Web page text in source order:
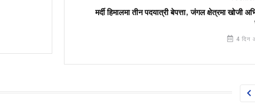
मर्दी हिमालमा तीन पदयात्री बेपत्ता, जंगल क्षेत्रमा खोजी
4 दिन